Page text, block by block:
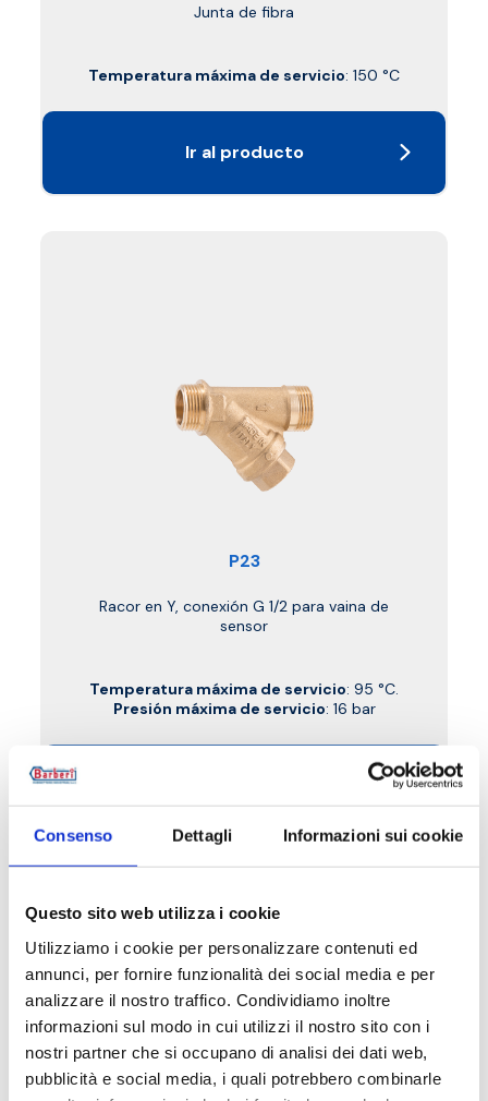
Consenso Dettagli Informazioni sui cookie
Questo sito web utilizza i cookie
Utilizziamo i cookie per personalizzare contenuti ed
annunci, per fornire funzionalità dei social media e per
analizzare il nostro traffico. Condividiamo inoltre
informazioni sul modo in cui utilizzi il nostro sito con i
nostri partner che si occupano di analisi dei dati web,
pubblicità e social media, i quali potrebbero combinarle
Junta de fibra
Temperatura máxima de servicio: 150 °C
Ir al producto
P23
Racor en Y, conexión G 1/2 para vaina de
sensor
Temperatura máxima de servicio: 95 °C.
Presión máxima de servicio: 16 bar